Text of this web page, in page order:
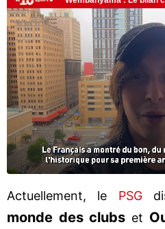
Actuellement, le PSG
monde des clubs et